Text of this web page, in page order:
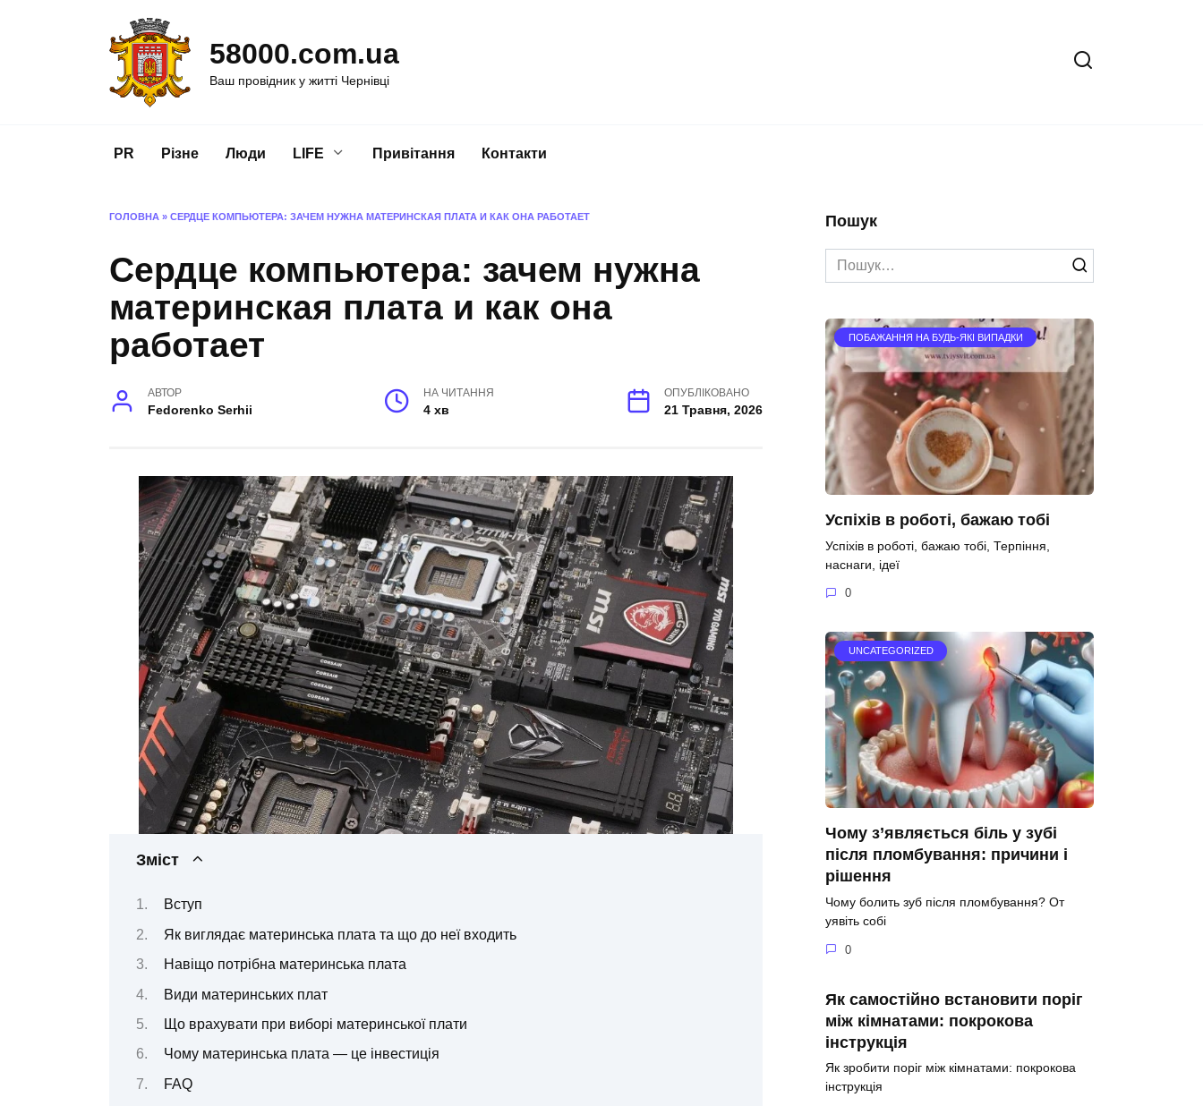
58000.com.ua
Ваш провідник у житті Чернівці
PR Різне Люди LIFE Привітання Контакти
ГОЛОВНА » СЕРДЦЕ КОМПЬЮТЕРА: ЗАЧЕМ НУЖНА МАТЕРИНСКАЯ ПЛАТА И КАК ОНА РАБОТАЕТ
Сердце компьютера: зачем нужна
материнская плата и как она
работает
АВТОР
Fedorenko Serhii
НА ЧИТАННЯ
4 хв
ОПУБЛІКОВАНО
21 Травня, 2026
Зміст
Вступ
Як виглядає материнська плата та що до неї входить
Навіщо потрібна материнська плата
Види материнських плат
Що врахувати при виборі материнської плати
Чому материнська плата — це інвестиція
FAQ
Пошук
Search
for:
ПОБАЖАННЯ НА БУДЬ-ЯКІ ВИПАДКИ
Успіхів в роботі, бажаю тобі
Успіхів в роботі, бажаю тобі, Терпіння,
наснаги, ідеї
0
UNCATEGORIZED
Чому з’являється біль у зубі
після пломбування: причини і
рішення
Чому болить зуб після пломбування? От
уявіть собі
0
Як самостійно встановити поріг
між кімнатами: покрокова
інструкція
Як зробити поріг між кімнатами: покрокова
інструкція